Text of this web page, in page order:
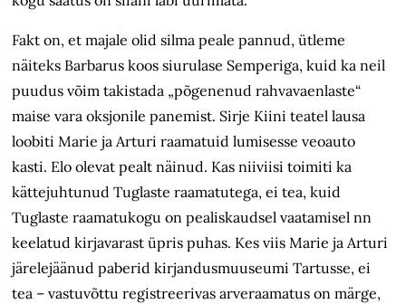
Fakt on, et majale olid silma peale pannud, ütleme
näiteks Barbarus koos siurulase Semperiga, kuid ka neil
puudus võim takistada „põgenenud rahva­vaenlaste“
maise vara oksjonile panemist. Sirje Kiini teatel lausa
loobiti Marie ja Arturi raamatuid lumisesse veoauto
kasti. Elo olevat pealt näinud. Kas niiviisi toimiti ka
kättejuhtunud Tuglaste raamatutega, ei tea, kuid
Tuglaste raamatukogu on pealiskaudsel vaatamisel nn
keelatud kirjavarast üpris puhas. Kes viis Marie ja Arturi
järelejäänud paberid kirjandusmuuseumi Tartusse, ei
tea – vastuvõttu registreerivas arveraamatus on märge,